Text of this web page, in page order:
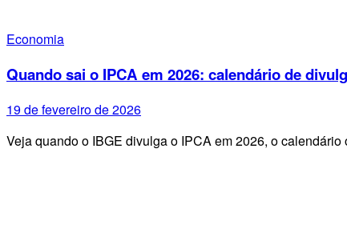
Economia
Quando sai o IPCA em 2026: calendário de
19 de fevereiro de 2026
Veja quando o IBGE divulga o IPCA em 2026, o